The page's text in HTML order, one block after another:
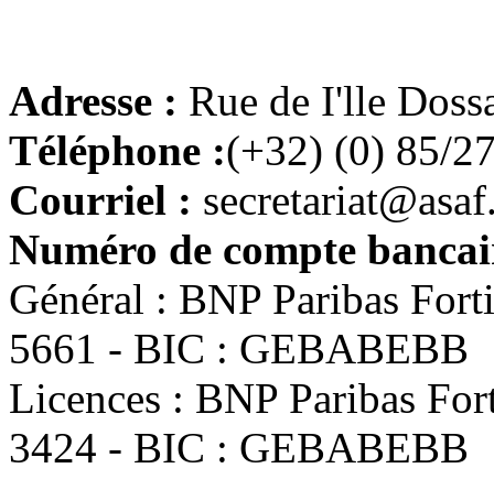
Adresse : Rue de I'lle
Téléphone :(+32) (0) 85/
Courriel :
Numéro de compte
Général : BNP Paribas
5661 - BIC : GEBABEBB
Licences : BNP Paribas
3424 - BIC : GEBABEBB